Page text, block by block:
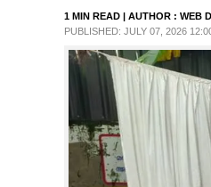
CASE DIARY
1 MIN READ | AUTHOR : WEB
PUBLISHED: JULY 07, 2026